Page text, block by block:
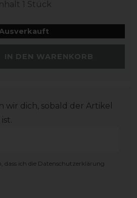
1 Stück
IN DEN WARENKORB
wir dich, sobald der Artikel
dass ich die Daten­schutz­erklärung